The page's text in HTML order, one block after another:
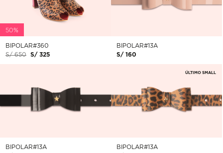
50%
BIPOLAR#360
S/ 650
S/ 325
BIPOLAR#13A
S/ 160
BIPOLAR#13A
BIPOLAR#13A
ÚLTIMO SMALL